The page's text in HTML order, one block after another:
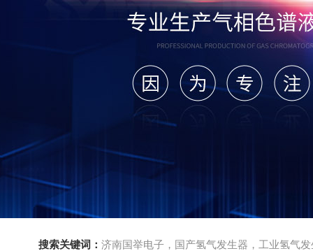
搜索关键词： 济南国举电子，国产氢气发生器，工业氢气